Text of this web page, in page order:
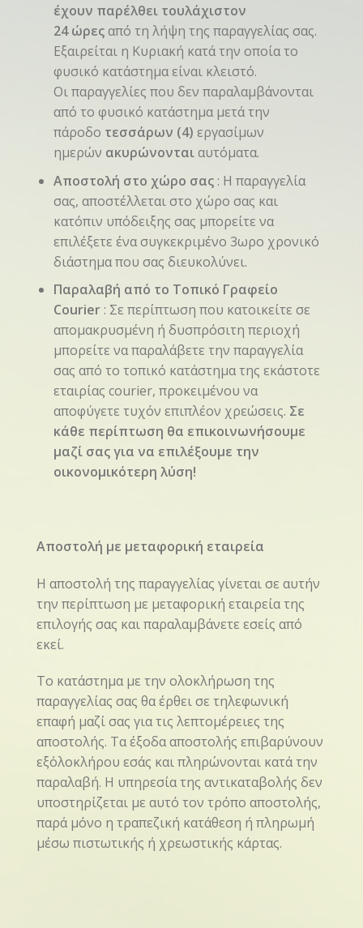
έχουν παρέλθει τουλάχιστον
24 ώρεςαπό τη λήψη της παραγγελίας σας.
Εξαιρείται η Κυριακή κατά την οποία το
φυσικό κατάστημα είναι κλειστό.
Οι παραγγελίες που δεν παραλαμβάνονται
από το φυσικό κατάστημα μετά την
πάροδο τεσσάρων (4) εργασίμων
ημερών ακυρώνονταιαυτόματα.
Αποστολή στο χώρο σας: Η παραγγελία
σας, αποστέλλεται στο χώρο σας και
κατόπιν υπόδειξης σας μπορείτε να
επιλέξετε ένα συγκεκριμένο 3ωρο χρονικό
διάστημα που σας διευκολύνει.
Παραλαβή από το Τοπικό Γραφείο
Courier: Σε περίπτωση που κατοικείτε σε
απομακρυσμένη ή δυσπρόσιτη περιοχή
μπορείτε να παραλάβετε την παραγγελία
σας από το τοπικό κατάστημα της εκάστοτε
εταιρίας courier, προκειμένου να
αποφύγετε τυχόν επιπλέον χρεώσεις. Σε
κάθε περίπτωση θα επικοινωνήσουμε
μαζί σας για να επιλέξουμε την
οικονομικότερη λύση!
Αποστολή με μεταφορική εταιρεία
Η αποστολή της παραγγελίας γίνεται σε αυτήν
την περίπτωση με μεταφορική εταιρεία της
επιλογής σας και παραλαμβάνετε εσείς από
εκεί.
Το κατάστημα με την ολοκλήρωση της
παραγγελίας σας θα έρθει σε τηλεφωνική
επαφή μαζί σας για τις λεπτομέρειες της
αποστολής. Τα έξοδα αποστολής επιβαρύνουν
εξ΄ολοκλήρου εσάς και πληρώνονται κατά την
παραλαβή. Η υπηρεσία της αντικαταβολής δεν
υποστηρίζεται με αυτό τον τρόπο αποστολής,
παρά μόνο η τραπεζική κατάθεση ή πληρωμή
μέσω πιστωτικής ή χρεωστικής κάρτας.